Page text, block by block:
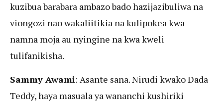
kuzibua barabara ambazo bado hazijazibuliwa na
viongozi nao wakaliitikia na kulipokea kwa
namna moja au nyingine na kwa kweli
tulifanikisha.
Sammy Awami: Asante sana. Nirudi kwako Dada
Teddy, haya masuala ya wananchi kushiriki